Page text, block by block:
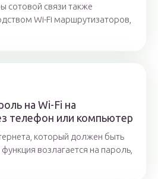
сотовой связи также
Wi-Fi маршрутизаторов,
на Wi-Fi на
телефон или компьютер
который должен быть
возлагается на пароль,